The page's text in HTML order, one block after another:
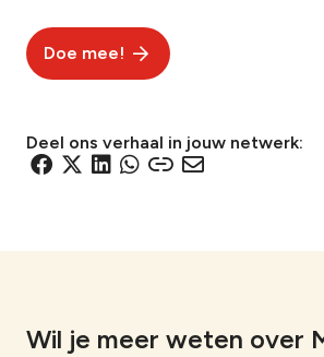
Doe mee!
Deel ons verhaal in jouw netwerk:
D
a
D
a
D
a
D
a
D
a
a
Wil je meer weten over